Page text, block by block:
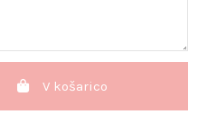
V košarico